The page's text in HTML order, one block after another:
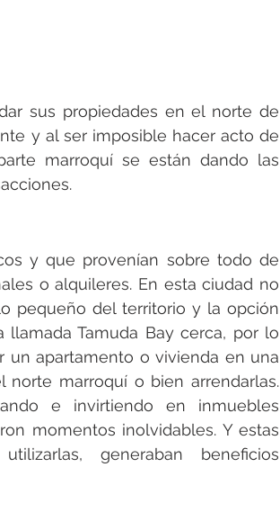
sus propiedades en el norte de
y al ser imposible hacer acto de
marroquí se están dando las
y que provenían sobre todo de
o alquileres. En esta ciudad no
pequeño del territorio y la opción
Tamuda Bay cerca, por lo
un apartamento o vivienda en una
norte marroquí o bien arrendarlas.
e invirtiendo en inmuebles
momentos inolvidables. Y estas
generaban beneficios